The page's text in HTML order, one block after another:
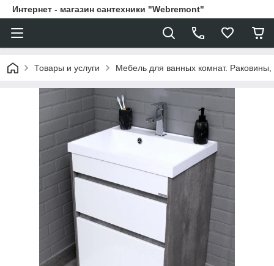
Интернет - магазин сантехники "Webremont"
Товары и услуги Мебель для ванных комнат.